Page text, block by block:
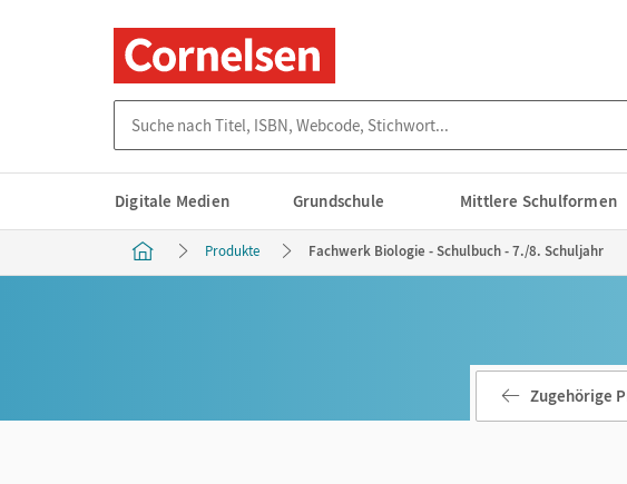
Digitale Medien Grundschule Mittlere Schulformen
Produkte Fachwerk Biologie - Schulbuch - 7./8. Schuljahr
Zugehörige